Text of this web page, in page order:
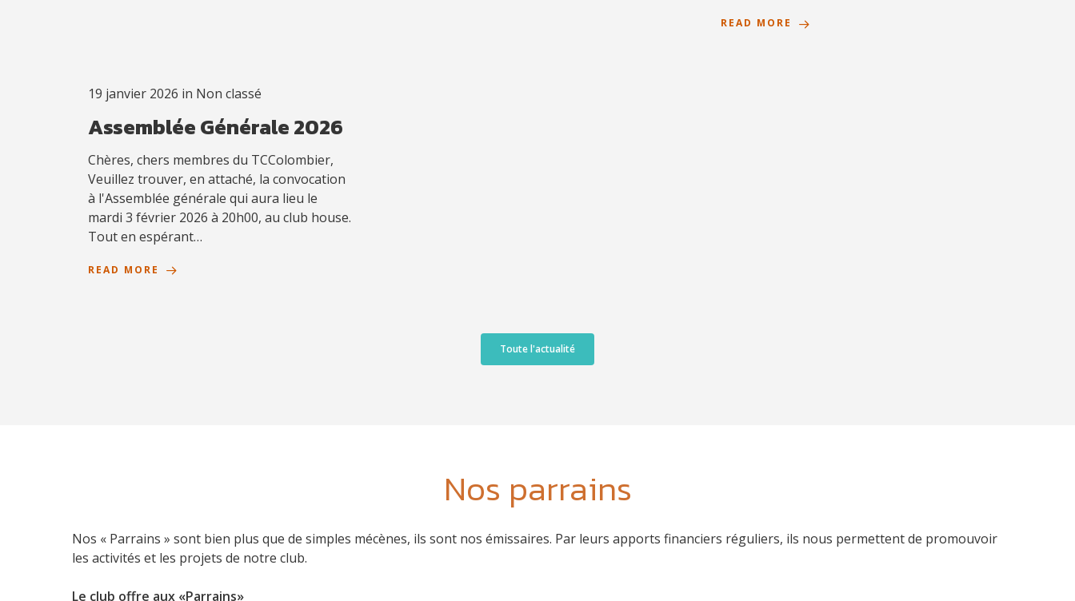
READ MORE
19 janvier 2026 in Non classé
Assemblée Générale 2026
Chères, chers membres du TCColombier,
Veuillez trouver, en attaché, la convocation
à l'Assemblée générale qui aura lieu le
mardi 3 février 2026 à 20h00, au club house.
Tout en espérant…
READ MORE
Toute l'actualité
Nos parrains
Nos « Parrains » sont bien plus que de simples mécènes, ils sont nos émissaires. Par leurs apports financiers réguliers, ils nous permettent de promouvoir
les activités et les projets de notre club.
Le club offre aux «Parrains»